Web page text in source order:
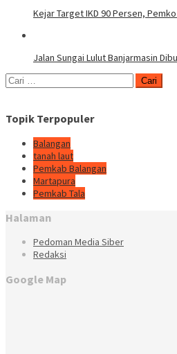
Kejar Target IKD 90 Persen,
Jalan Sungai Lulut Banjarmasin
Cari
untuk:
Topik Terpopuler
Balangan
tanah laut
Pemkab Balangan
Martapura
Pemkab Tala
Halaman
Pedoman Media Siber
Redaksi
Google Map